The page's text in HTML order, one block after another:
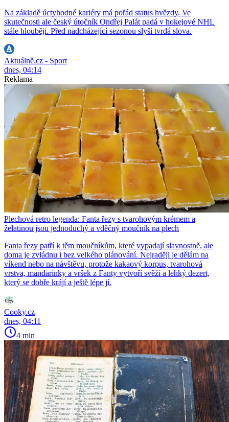
Na základě úctyhodné kariéry má pořád status hvězdy. Ve
skutečnosti ale český útočník Ondřej Palát padá v hokejové NHL
stále hlouběji. Před nadcházející sezonou slyší tvrdá slova.
Aktuálně.cz - Sport
dnes, 04:14
Reklama
Plechová retro legenda: Fanta řezy s tvarohovým krémem a
želatinou jsou jednoduchý a vděčný moučník na plech
Fanta řezy patří k těm moučníkům, které vypadají slavnostně, ale
doma je zvládnu i bez velkého plánování. Nejraději je dělám na
víkend nebo na návštěvu, protože kakaový korpus, tvarohová
vrstva, mandarinky a vršek z Fanty vytvoří svěží a lehký dezert,
který se dobře krájí a ještě lépe jí.
Cooky.cz
dnes, 04:11
4 min